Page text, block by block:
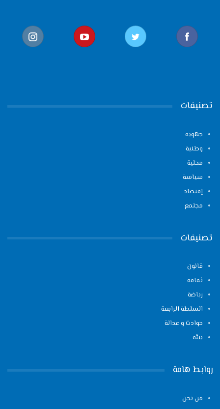
تصنيفات
جهوية
وطنية
محلية
سياسة
إقتصاد
مجتمع
تصنيفات
قانون
ثقافة
رياضة
السلطة الرابعة
حوادث و عدالة
بيئة
روابط هامة
من نحن